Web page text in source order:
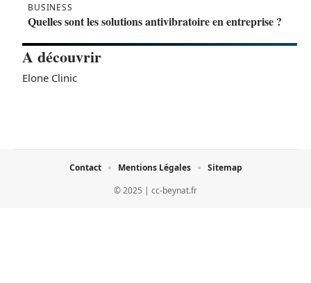
BUSINESS
Quelles sont les solutions antivibratoire en entreprise ?
A découvrir
Elone Clinic
© 2025 | cc-beynat.fr
Contact Mentions Légales Sitemap